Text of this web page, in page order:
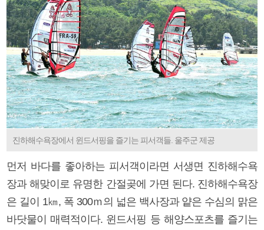
진하해수욕장에서 윈드서핑을 즐기는 피서객들. 울주군 제공
먼저 바다를 좋아하는 피서객이라면 서생면 진하해수욕
장과 해맞이로 유명한 간절곶에 가면 된다. 진하해수욕장
은 길이 1㎞, 폭 300ｍ의 넓은 백사장과 얕은 수심의 맑은
바닷물이 매력적이다. 윈드서핑 등 해양스포츠를 즐기는